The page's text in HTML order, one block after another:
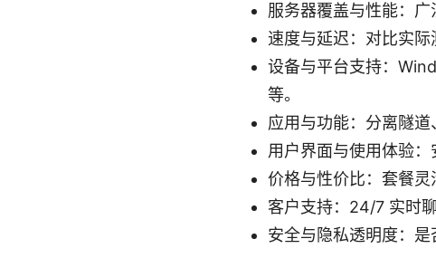
服务器覆盖与性能：广
速度与延迟：对比实际
设备与平台支持：
等。
应用与功能：分离隧
用户界面与使用体验：
价格与性价比：套餐灵
客户支持：24/7 实时
安全与隐私透明度：是